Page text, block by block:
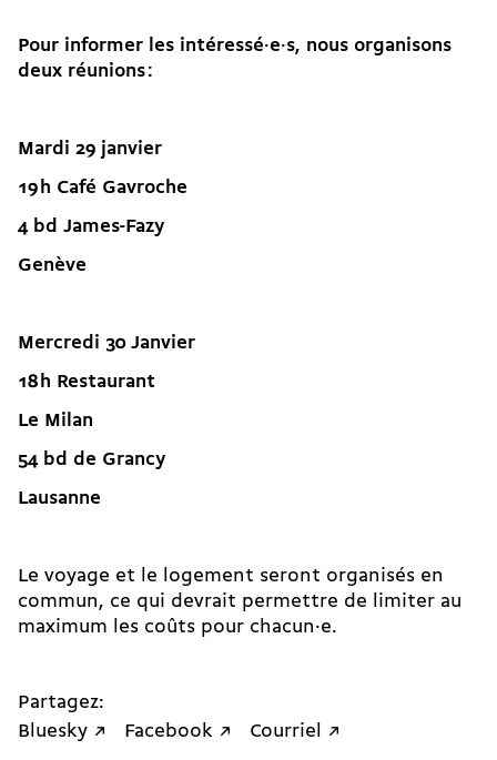
Pour informer les intéressé·e·s, nous organisons
deux réunions :
Mardi 29 janvier
19 h Café Gavroche
4 bd James-Fazy
Genève
Mercredi 30 Janvier
18 h Restaurant
Le Milan
54 bd de Grancy
Lausanne
Le voyage et le logement seront organisés en
commun, ce qui devrait permettre de limiter au
maximum les coûts pour chacun·e.
Partagez:
Bluesky ↗
Facebook ↗ Courriel ↗